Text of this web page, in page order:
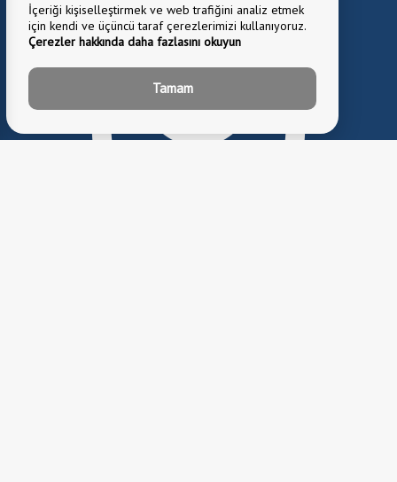
İçeriği kişiselleştirmek ve web trafiğini analiz etmek
için kendi ve üçüncü taraf çerezlerimizi kullanıyoruz.
Çerezler hakkında daha fazlasını okuyun
Tamam